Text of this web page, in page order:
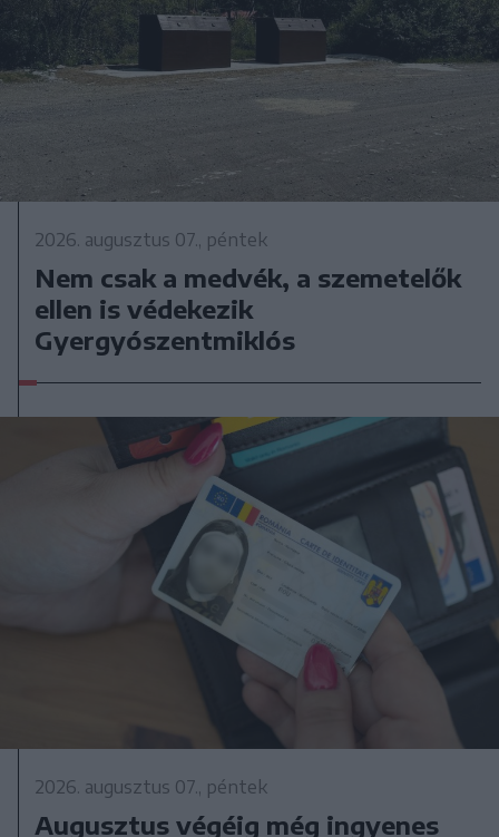
2026. augusztus 07., péntek
Nem csak a medvék, a szemetelők
ellen is védekezik
Gyergyószentmiklós
2026. augusztus 07., péntek
Augusztus végéig még ingyenes